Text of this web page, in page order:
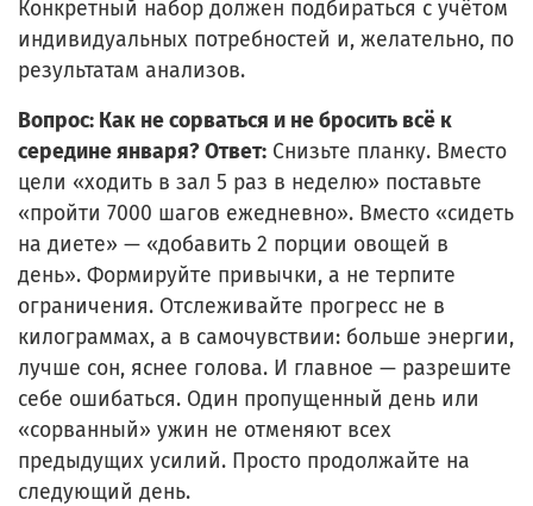
Конкретный набор должен подбираться с учётом
индивидуальных потребностей и, желательно, по
результатам анализов.
Вопрос: Как не сорваться и не бросить всё к
середине января? Ответ: Снизьте планку. Вместо
цели «ходить в зал 5 раз в неделю» поставьте
«пройти 7000 шагов ежедневно». Вместо «сидеть
на диете» — «добавить 2 порции овощей в
день». Формируйте привычки, а не терпите
ограничения. Отслеживайте прогресс не в
килограммах, а в самочувствии: больше энергии,
лучше сон, яснее голова. И главное — разрешите
себе ошибаться. Один пропущенный день или
«сорванный» ужин не отменяют всех
предыдущих усилий. Просто продолжайте на
следующий день.